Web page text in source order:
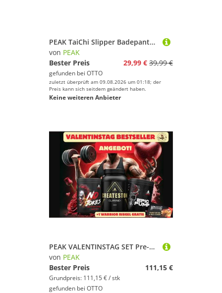
PEAK TaiChi Slipper Badepantolette
von PEAK
Bester Preis
29,99 € 39,99 €
gefunden bei OTTO
zuletzt überprüft am 09.08.2026 um 01:18; der
Preis kann sich seitdem geändert haben.
Keine weiteren Anbieter
PEAK VALENTINSTAG SET Pre-Workout Booster Protein Post Workout +1 RIEGEL Pulver, 4 er 3 Produkte + 1 Riegel à, Aspartamfrei, Glutenfrei, Low fat
von PEAK
Bester Preis
111,15 €
Grundpreis: 111,15 € / stk
gefunden bei OTTO